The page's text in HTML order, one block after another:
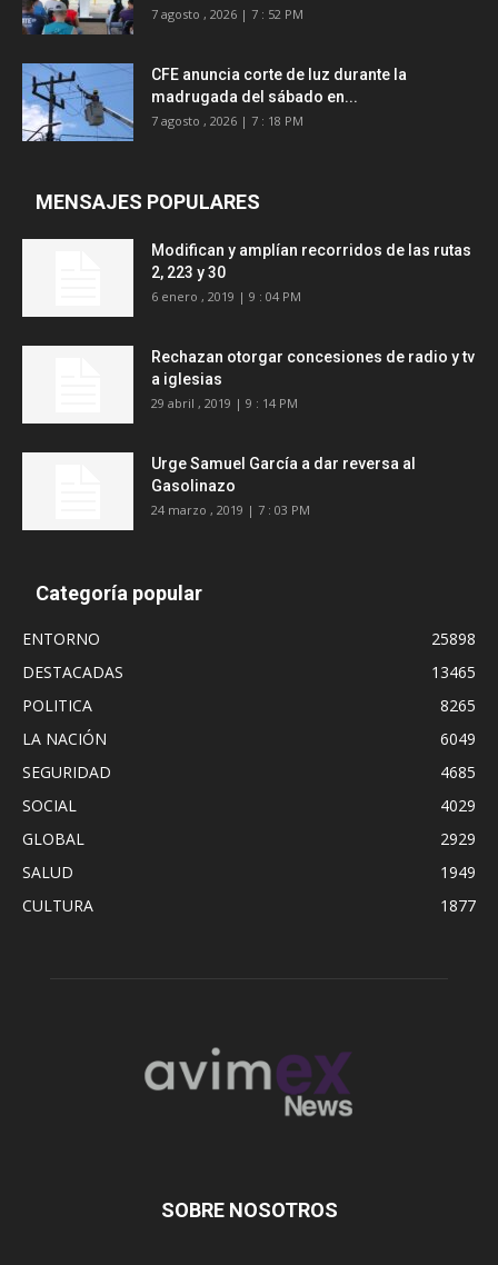
7 agosto , 2026 | 7 : 52 PM
CFE anuncia corte de luz durante la
madrugada del sábado en...
7 agosto , 2026 | 7 : 18 PM
MENSAJES POPULARES
Modifican y amplían recorridos de las rutas
2, 223 y 30
6 enero , 2019 | 9 : 04 PM
Rechazan otorgar concesiones de radio y tv
a iglesias
29 abril , 2019 | 9 : 14 PM
Urge Samuel García a dar reversa al
Gasolinazo
24 marzo , 2019 | 7 : 03 PM
Categoría popular
ENTORNO
25898
DESTACADAS
13465
POLITICA
8265
LA NACIÓN
6049
SEGURIDAD
4685
SOCIAL
4029
GLOBAL
2929
SALUD
1949
CULTURA
1877
SOBRE NOSOTROS